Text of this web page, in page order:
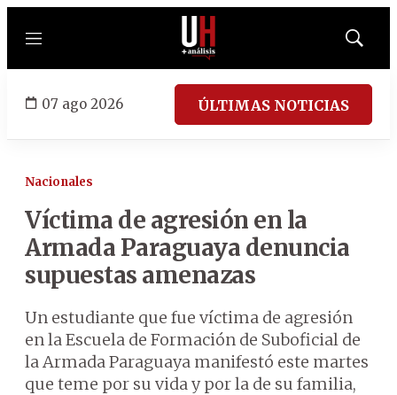
Menú
Mostrar
07 ago 2026 ÚLTIMAS NOTICIAS
Nacionales
Víctima de agresión en la
Armada Paraguaya denuncia
supuestas amenazas
Un estudiante que fue víctima de agresión
en la Escuela de Formación de Suboficial de
la Armada Paraguaya manifestó este martes
que teme por su vida y por la de su familia,